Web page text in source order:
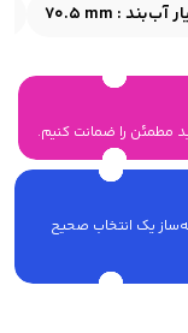
آب‌بند : 70.5 mm
یک انتخاب صحیح